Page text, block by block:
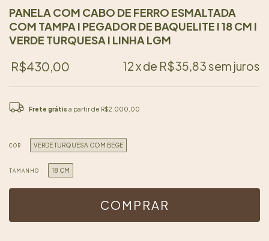
PANELA COM CABO DE FERRO ESMALTADA
COM TAMPA I PEGADOR DE BAQUELITE I 18 CM I
VERDE TURQUESA I LINHA LGM
R$430,00 12x de R$35,83sem juros
Frete grátis a partir de R$2.000,00
COR VERDE TURQUESA COM BEGE
TAMANHO 18 CM